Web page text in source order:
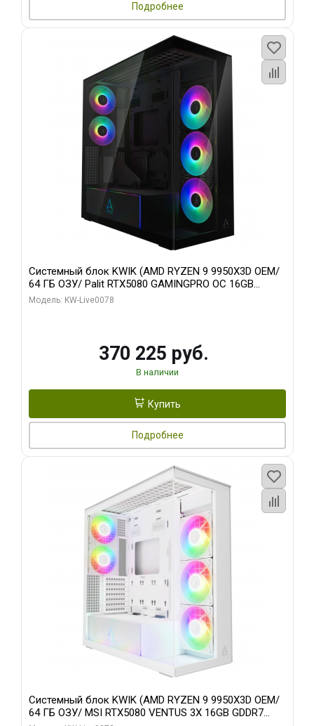
Подробнее
Системный блок KWIK (AMD RYZEN 9 9950X3D OEM/
64 ГБ ОЗУ/ Palit RTX5080 GAMINGPRO OC 16GB
GDDR7 256bit 3xDP HD/ 1 ТБ SSD)
Модель: KW-Live0078
370 225 руб.
В наличии
Купить
Подробнее
Системный блок KWIK (AMD RYZEN 9 9950X3D OEM/
64 ГБ ОЗУ/ MSI RTX5080 VENTUS 3X 16GB GDDR7